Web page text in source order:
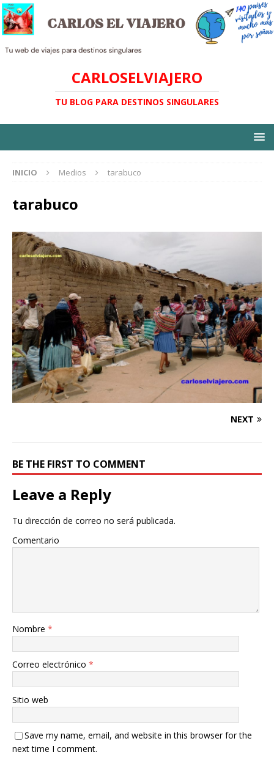
CARLOSELVIAJERO
TU BLOG PARA DESTINOS SINGULARES
INICIO Medios tarabuco
tarabuco
NEXT
BE THE FIRST TO COMMENT
Leave a Reply
Tu dirección de correo no será publicada.
Comentario
Nombre *
Correo electrónico *
Sitio web
Save my name, email, and website in this browser for the
next time I comment.